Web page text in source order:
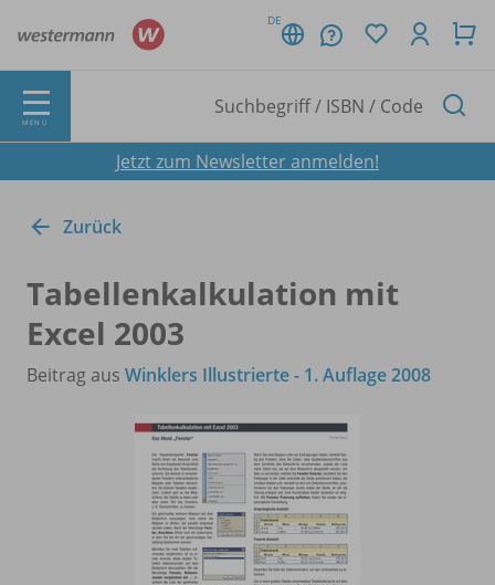
DE
MENÜ
Jetzt zum Newsletter anmelden!
Zurück
Tabellenkalkulation mit
Excel 2003
Beitrag aus Winklers Illustrierte - 1. Auflage 2008